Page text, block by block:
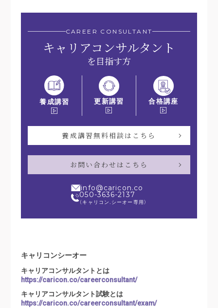
CAREER CONSULTANT
キャリアコンサルタント
を目指す方
養成講習 更新講習 合格講座
養成講習無料相談はこちら
お問い合わせはこちら
info@caricon.co
050-3636-2137
（キャリコン.シーオー専用）
キャリコンシーオー
キャリアコンサルタントとは
https://caricon.co/careerconsultant/
キャリアコンサルタント試験とは
https://caricon.co/careerconsultant/exam/